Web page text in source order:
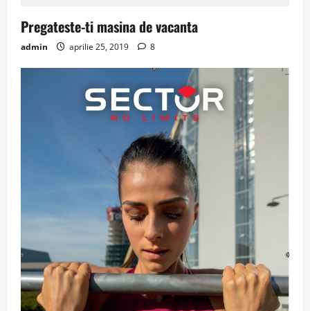
Pregateste-ti masina de vacanta
admin aprilie 25, 2019 8